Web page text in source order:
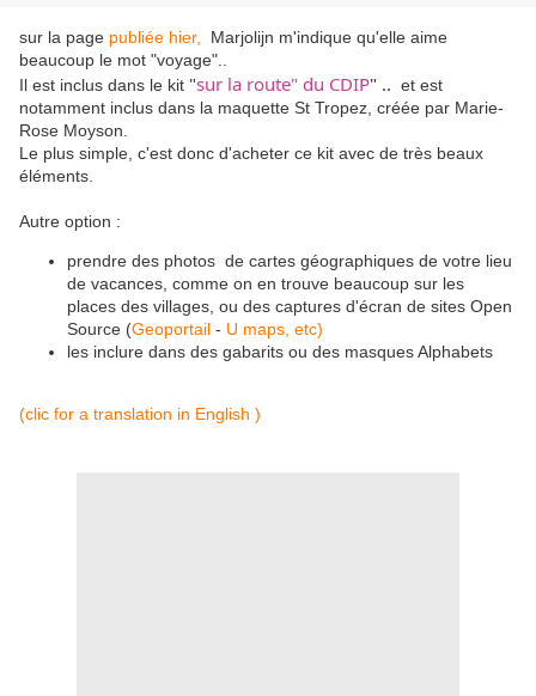
sur la page publiée hier,
Marjolijn m'indique qu'elle aime
beaucoup le mot "voyage"..
Il est inclus dans le kit "sur la route" du CDIP" .. et est
notamment inclus dans la maquette St Tropez, créée par Marie-
Rose Moyson.
Le plus simple, c'est donc d'acheter ce kit avec de très beaux
éléments.
Autre option :
prendre des photos de cartes géographiques de votre lieu
de vacances, comme on en trouve beaucoup sur les
places des villages, ou des captures d'écran de sites Open
Source (Geoportail - U maps, etc)
les inclure dans des gabarits ou des masques Alphabets
(clic for a translation in English )